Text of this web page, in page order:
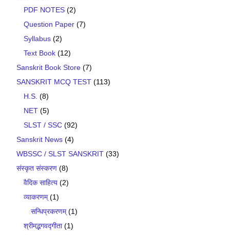
PDF NOTES (2)
Question Paper (7)
Syllabus (2)
Text Book (12)
Sanskrit Book Store (7)
SANSKRIT MCQ TEST (113)
H.S. (8)
NET (5)
SLST / SSC (92)
Sanskrit News (4)
WBSSC / SLST SANSKRIT (33)
संस्कृत संस्करण (8)
वैदिक साहित्य (2)
व्याकरणम्(1)
सन्धिप्रकरणम्(1)
श्रीमद्भगवद्गीता(1)